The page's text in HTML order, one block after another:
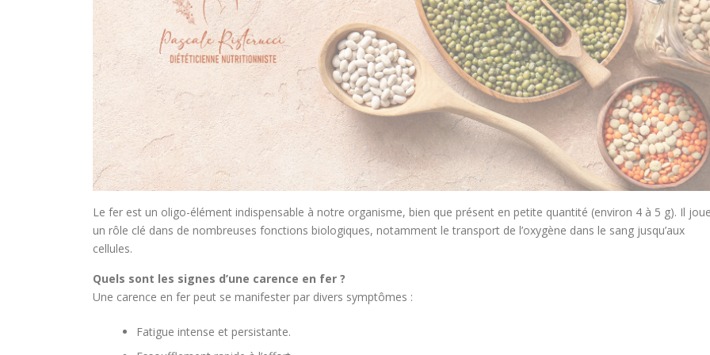
Le fer est un oligo-élément indispensable à notre organisme, bien que présent en petite quantité (environ 4 à 5 g). Il
un rôle clé dans de nombreuses fonctions biologiques, notamment le transport de l’oxygène dans le sang jusqu’aux
cellules.
Quels sont les signes d’une carence en fer ?
Une carence en fer peut se manifester par divers symptômes :
Fatigue intense et persistante.